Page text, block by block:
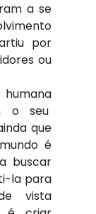
a se
por
ou
o seu
que
é
buscar
la para
vista